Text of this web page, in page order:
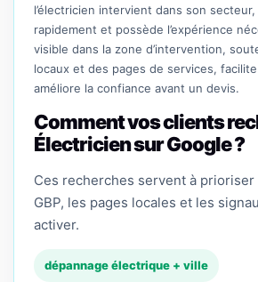
l’électricien intervient dans son
rapidement et possède l’expérience
visible dans la zone d’intervention,
locaux et des pages de services,
améliore la confiance avant un devis.
Comment vos clients
Électricien sur Google ?
Ces recherches servent à
GBP, les pages locales et les
activer.
dépannage électrique + ville